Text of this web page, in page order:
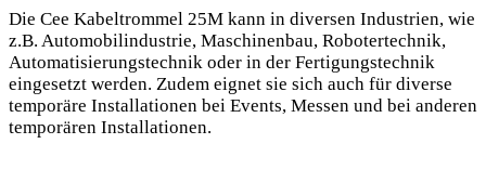
Die Cee Kabeltrommel 25M kann in diversen Industrien, wie
z.B. Automobilindustrie, Maschinenbau, Robotertechnik,
Automatisierungstechnik oder in der Fertigungstechnik
eingesetzt werden. Zudem eignet sie sich auch für diverse
temporäre Installationen bei Events, Messen und bei anderen
temporären Installationen.